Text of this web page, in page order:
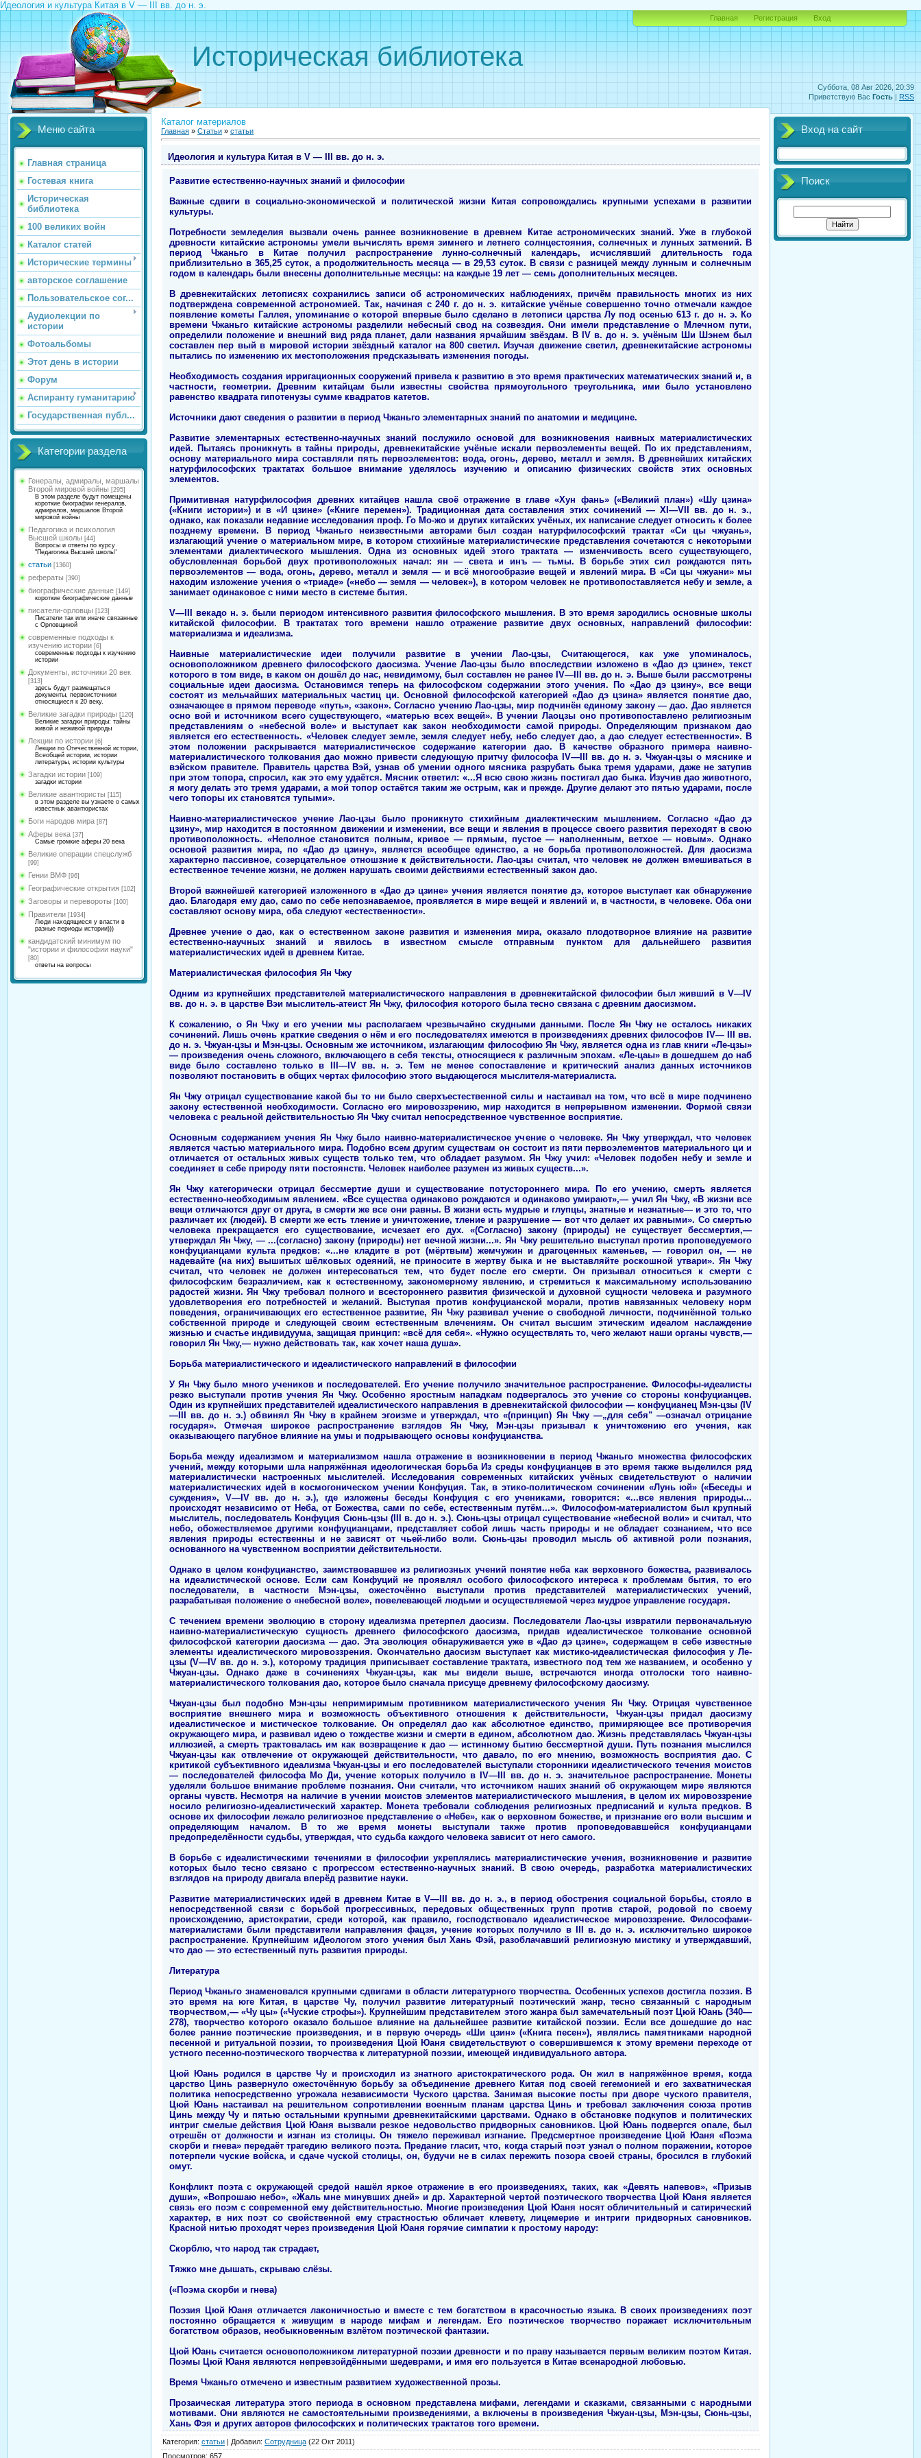
Идеология и культура Китая в V — III вв. до н. э.
Суббота, 08 Авг 2026, 20:39
Приветствую Вас Гость | RSS
Историческая библиотека
Главная Регистрация Вход
Меню сайта
Главная страница
Гостевая книга
Историческая
библиотека
100 великих войн
Каталог статей
Исторические термины
авторское соглашение
Пользовательское сог...
Аудиолекции по
истории
Фотоальбомы
Этот день в истории
Форум
Аспиранту гуманитарию
Государственная публ...
Категории раздела
Генералы, адмиралы, маршалы
Второй мировой войны [295]
В этом разделе будут помещены
короткие биографии генералов,
адмиралов, маршалов Второй
мировой войны
Педагогика и психология
Высшей школы [44]
Вопросы и ответы по курсу
"Педагогика Высшей школы"
статьи [1360]
рефераты [390]
биографические данные [149]
короткие биографические данные
писатели-орловцы [123]
Писатели так или иначе связанные
с Орловщиной
современные подходы к
изучению истории [6]
современные подходы к изучению
истории
Документы, источники 20 век
[313]
здесь будут размещаться
документы, первоисточники
относящиеся к 20 веку.
Великие загадки природы [120]
Великие загадки природы: тайны
живой и неживой природы
Лекции по истории [6]
Лекции по Отечественной истории,
Всеобщей истории, истории
литературы, истории культуры
Загадки истории [109]
загадки истории
Великие авантюристы [115]
в этом разделе вы узнаете о самых
известных авантюристах
Боги народов мира [87]
Аферы века [37]
Самые громкие аферы 20 века
Великие операции спецслужб
[99]
Гении ВМФ [96]
Географические открытия [102]
Заговоры и перевороты [100]
Правители [1934]
Люди находящиеся у власти в
разные периоды истории)))
кандидатский минимум по
"истории и философии науки"
[80]
ответы на вопросы
Каталог материалов
Главная » Статьи » статьи
Идеология и культура Китая в V — III вв. до н. э.
Развитие естественно-научных знаний и философии
Важные сдвиги в социально-экономической и политической жизни Китая сопровождались крупными успехами в развитии
культуры.
Потребности земледелия вызвали очень раннее возникновение в древнем Китае астрономических знаний. Уже в глубокой
древности китайские астрономы умели вычислять время зимнего и летнего солнцестояния, солнечных и лунных затмений. В
период Чжаньго в Китае получил распространение лунно-солнечный календарь, исчислявший длительность года
приблизительно в 365,25 суток, а продолжительность месяца — в 29,53 суток. В связи с разницей между лунным и солнечным
годом в календарь были внесены дополнительные месяцы: на каждые 19 лет — семь дополнительных месяцев.
В древнекитайских летописях сохранились записи об астрономических наблюдениях, причём правильность многих из них
подтверждена современной астрономией. Так, начиная с 240 г. до н. э. китайские учёные совершенно точно отмечали каждое
появление кометы Галлея, упоминание о которой впервые было сделано в летописи царства Лу под осенью 613 г. до н. э. Ко
времени Чжаньго китайские астрономы разделили небесный свод на созвездия. Они имели представление о Млечном пути,
определили положение и внешний вид ряда планет, дали названия ярчайшим звёздам. В IV в. до н. э. учёным Ши Шэнем был
составлен пер вый в мировой истории звёздный каталог на 800 светил. Изучая движение светил, древнекитайские астрономы
пытались по изменению их местоположения предсказывать изменения погоды.
Необходимость создания ирригационных сооружений привела к развитию в это время практических математических знаний и, в
частности, геометрии. Древним китайцам были известны свойства прямоугольного треугольника, ими было установлено
равенство квадрата гипотенузы сумме квадратов катетов.
Источники дают сведения о развитии в период Чжаньго элементарных знаний по анатомии и медицине.
Развитие элементарных естественно-научных знаний послужило основой для возникновения наивных материалистических
идей. Пытаясь проникнуть в тайны природы, древнекитайские учёные искали первоэлементы вещей. По их представлениям,
основу материального мира составляли пять первоэлементов: вода, огонь, дерево, металл и земля. В древнейших китайских
натурфилософских трактатах большое внимание уделялось изучению и описанию физических свойств этих основных
элементов.
Примитивная натурфилософия древних китайцев нашла своё отражение в главе «Хун фань» («Великий план») «Шу цзина»
(«Книги истории») и в «И цзине» («Книге перемен»). Традиционная дата составления этих сочинений — XI—VII вв. до н. э.,
однако, как показали недавние исследования проф. Го Мо-жо и других китайских учёных, их написание следует относить к более
позднему времени. В период Чжаньго неизвестными авторами был создан натурфилософский трактат «Си цы чжуань»,
излагающий учение о материальном мире, в котором стихийные материалистические представления сочетаются с некоторыми
элементами диалектического мышления. Одна из основных идей этого трактата — изменчивость всего существующего,
обусловленная борьбой двух противоположных начал: ян — света и инъ — тьмы. В борьбе этих сил рождаются пять
первоэлементов — вода, огонь, дерево, металл и земля — и всё многообразие вещей и явлений мира. В «Си цы чжуани» мы
находим изложение учения о «триаде» («небо — земля — человек»), в котором человек не противопоставляется небу и земле, а
занимает одинаковое с ними место в системе бытия.
V—III векадо н. э. были периодом интенсивного развития философского мышления. В это время зародились основные школы
китайской философии. В трактатах того времени нашло отражение развитие двух основных, направлений философии:
материализма и идеализма.
Наивные материалистические идеи получили развитие в учении Лао-цзы, Считающегося, как уже упоминалось,
основоположником древнего философского даосизма. Учение Лао-цзы было впоследствии изложено в «Дао дэ цзине», текст
которого в том виде, в каком он дошёл до нас, невидимому, был составлен не ранее IV—III вв. до н. э. Выше были рассмотрены
социальные идеи даосизма. Остановимся теперь на философском содержании этого учения. По «Дао дэ цзину», все вещи
состоят из мельчайших материальных частиц ци. Основной философской категорией «Дао дэ цзина» является понятие дао,
означающее в прямом переводе «путь», «закон». Согласно учению Лао-цзы, мир подчинён единому закону — дао. Дао является
осно вой и источником всего существующего, «матерью всех вещей». В учении Лаоцзы оно противопоставлено религиозным
представлениям о «небесной воле» и выступает как закон необходимости самой природы. Определяющим признаком дао
является его естественность. «Человек следует земле, земля следует небу, небо следует дао, а дао следует естественности». В
этом положении раскрывается материалистическое содержание категории дао. В качестве образного примера наивно-
материалистического толкования дао можно привести следующую притчу философа IV—III вв. до н. э. Чжуан-цзы о мяснике и
вэйском правителе. Правитель царства Вэй, узнав об умении одного мясника разрубать быка тремя ударами, даже не затупив
при этом топора, спросил, как это ему удаётся. Мясник ответил: «...Я всю свою жизнь постигал дао быка. Изучив дао животного,
я могу делать это тремя ударами, а мой топор остаётся таким же острым, как и прежде. Другие делают это пятью ударами, после
чего топоры их становятся тупыми».
Наивно-материалистическое учение Лао-цзы было проникнуто стихийным диалектическим мышлением. Согласно «Дао дэ
цзину», мир находится в постоянном движении и изменении, все вещи и явления в процессе своего развития переходят в свою
противоположность. «Неполное становится полным, кривое — прямым, пустое — наполненным, ветхое — новым». Однако
основой развития мира, по «Дао дэ цзину», является всеобщее единство, а не борьба противоположностей. Для даосизма
характерно пассивное, созерцательное отношзние к действительности. Лао-цзы считал, что человек не должен вмешиваться в
естественное течение жизни, не должен нарушать своими действиями естественный закон дао.
Второй важнейшей категорией изложенного в «Дао дэ цзине» учения является понятие дэ, которое выступает как обнаружение
дао. Благодаря ему дао, само по себе непознаваемое, проявляется в мире вещей и явлений и, в частности, в человеке. Оба они
составляют основу мира, оба следуют «естественности».
Древнее учение о дао, как о естественном законе развития и изменения мира, оказало плодотворное влияние на развитие
естественно-научных знаний и явилось в известном смысле отправным пунктом для дальнейшего развития
материалистических идей в древнем Китае.
Материалистическая философия Ян Чжу
Одним из крупнейших представителей материалистического направления в древнекитайской философии был живший в V—IV
вв. до н. э. в царстве Вэи мыслитель-атеист Ян Чжу, философия которого была тесно связана с древним даосизмом.
К сожалению, о Ян Чжу и его учении мы располагаем чрезвычайно скудными данными. После Ян Чжу не осталось никаких
сочинений. Лишь очень краткие сведения о нём и его последователях имеются в произведениях древних философов IV— III вв.
до н. э. Чжуан-цзы и Мэн-цзы. Основным же источником, излагающим философию Ян Чжу, является одна из глав книги «Ле-цзы»
— произведения очень сложного, включающего в себя тексты, относящиеся к различным эпохам. «Ле-цаы» в дошедшем до наб
виде было составлено только в III—IV вв. н. э. Тем не менее сопоставление и критический анализ данных источников
позволяют постановить в общих чертах философию этого выдающегося мыслителя-материалиста.
Ян Чжу отрицал существование какой бы то ни было сверхъестественной силы и настаивал на том, что всё в мире подчинено
закону естественной необходимости. Согласно его мировоззрению, мир находится в непрерывном изменении. Формой связи
человека с реальной действительностью Ян Чжу считал непосредственное чувственное восприятие.
Основным содержанием учения Ян Чжу было наивно-материалистическое учение о человеке. Ян Чжу утверждал, что человек
является частью материального мира. Подобно всем другим существам он состоит из пяти первоэлементов материального ци и
отличается от остальных живых существ только тем, что обладает разумом. Ян Чжу учил: «Человек подобен небу и земле и
соединяет в себе природу пяти постоянств. Человек наиболее разумен из живых существ...».
Ян Чжу категорически отрицал бессмертие души и существование потустороннего мира. По его учению, смерть является
естественно-необходимым явлением. «Все существа одинаково рождаются и одинаково умирают»,— учил Ян Чжу, «В жизни все
вещи отличаются друг от друга, в смерти же все они равны. В жизни есть мудрые и глупцы, знатные и незнатные— и это то, что
различает их (людей). В смерти же есть тление и уничтожение, тление и разрушение — вот что делает их равными». Со смертью
человека прекращается его существование, исчезает его дух. «(Согласно) закону (природы) не существует бессмертия,—
утверждал Ян Чжу, — ...(согласно) закону (природы) нет вечной жизни...». Ян Чжу решительно выступал против проповедуемого
конфуцианцами культа предков: «...не кладите в рот (мёртвым) жемчужин и драгоценных каменьев, — говорил он, — не
надевайте (на них) вышитых шёлковых одеяний, не приносите в жертву быка и не выставляйте роскошной утвари». Ян Чжу
считал, что человек не должен интересоваться тем, что будет после его смерти. Он призывал относиться к смерти с
философским безразличием, как к естественному, закономерному явлению, и стремиться к максимальному использованию
радостей жизни. Ян Чжу требовал полного и всестороннего развития физической и духовной сущности человека и разумного
удовлетворения его потребностей и желаний. Выступая против конфуцианской морали, против навязанных человеку норм
поведения, ограничивающих его естественное развитие, Ян Чжу развивал учение о свободной личности, подчинённой только
собственной природе и следующей своим естественным влечениям. Он считал высшим этическим идеалом наслаждение
жизнью и счастье индивидуума, защищая принцип: «всё для себя». «Нужно осуществлять то, чего желают наши органы чувств,—
говорил Ян Чжу,— нужно действовать так, как хочет наша душа».
Борьба материалистического и идеалистического направлений в философии
У Ян Чжу было много учеников и последователей. Его учение получило значительное распространение. Философы-идеалисты
резко выступали против учения Ян Чжу. Особенно яростным нападкам подвергалось это учение со стороны конфуцианцев.
Один из крупнейших представителей идеалистического направления в древнекитайской философии — конфуцианец Мэн-цзы (IV
—III вв. до н. э.) обвинял Ян Чжу в крайнем эгоизме и утверждал, что «(принцип) Ян Чжу —„для себя" —означал отрицание
государя». Отмечая широкое распространение взглядов Ян Чжу, Мэн-цзы призывал к уничтожению его учения, как
оказывающего пагубное влияние на умы и подрывающего основы конфуцианства.
Борьба между идеализмом и материализмом нашла отражение в возникновении в период Чжаньго множества философских
учений, между которыми шла напряжённая идеологическая борьба Из среды конфуцианцев в это время также выделился ряд
материалистически настроенных мыслителей. Исследования современных китайских учёных свидетельствуют о наличии
материалистических идей в космогоническом учении Конфуция. Так, в этико-политическом сочинении «Лунь юй» («Беседы и
суждения», V—IV вв. до н. э.), где изложены беседы Конфуция с его учениками, говорится: «...все явления природы...
происходят независимо от Неба, от Божества, сами по себе, естественным путём...». Философом-материалистом был крупный
мыслитель, последователь Конфуция Сюнь-цзы (III в. до н. э.). Сюнь-цзы отрицал существование «небесной воли» и считал, что
небо, обожествляемое другими конфуцианцами, представляет собой лишь часть природы и не обладает сознанием, что все
явления природы естественны и не зависят от чьей-либо воли. Сюнь-цзы проводил мысль об активной роли познания,
основанного на чувственном восприятии действительности.
Однако в целом конфуцианство, заимствовавшее из религиозных учений понятие неба как верховного божества, развивалось
на идеалистической основе. Если сам Конфуций не проявлял особого философского интереса к проблемам бытия, то его
последователи, в частности Мэн-цзы, ожесточённо выступали против представителей материалистических учений,
разрабатывая положение о «небесной воле», повелевающей людьми и осуществляемой через мудрое управление государя.
С течением времени эволюцию в сторону идеализма претерпел даосизм. Последователи Лао-цзы извратили первоначальную
наивно-материалистическую сущность древнего философского даосизма, придав идеалистическое толкование основной
философской категории даосизма — дао. Эта эволюция обнаруживается уже в «Дао дэ цзине», содержащем в себе известные
элементы идеалистического мировоззрения. Окончательно даосизм выступает как мистико-идеалистическая философия у Ле-
цзы (V—IV вв. до н. э.), которому традиция приписывает составление трактата, известного под тем же названием, и особенно у
Чжуан-цзы. Однако даже в сочинениях Чжуан-цзы, как мы видели выше, встречаются иногда отголоски того наивно-
материалистического толкования дао, которое было сначала присуще древнему философскому даосизму.
Чжуан-цзы был подобно Мэн-цзы непримиримым противником материалистического учения Ян Чжу. Отрицая чувственное
восприятие внешнего мира и возможность объективного отношения к действительности, Чжуан-цзы придал даосизму
идеалистическое и мистическое толкование. Он определял дао как абсолютное единство, примиряющее все противоречия
окружающего мира, и развивал идею о тождестве жизни и смерти в едином, абсолютном дао. Жизнь представлялась Чжуан-цзы
иллюзией, а смерть трактовалась им как возвращение к дао — истинному бытию бессмертной души. Путь познания мыслился
Чжуан-цзы как отвлечение от окружающей действительности, что давало, по его мнению, возможность восприятия дао. С
критикой субъективного идеализма Чжуан-цзы и его последователей выступали сторонники идеалистического течения моистов
— последователей философа Мо Ди, учение которых получило в IV—III вв. до н. э. значительное распространение. Монеты
уделяли большое внимание проблеме познания. Они считали, что источником наших знаний об окружающем мире являются
органы чувств. Несмотря на наличие в учении моистов элементов материалистического мышления, в целом их мировоззрение
носило религиозно-идеалистический характер. Монета требовали соблюдения религиозных предписаний и культа предков. В
основе их философии лежало религиозное представление о «Небе», как о верховном божестве, и признание его воли высшим и
определяющим началом. В то же время монеты выступали также против проповедовавшейся конфуцианцами
предопределённости судьбы, утверждая, что судьба каждого человека зависит от него самого.
В борьбе с идеалистическими течениями в философии укреплялись материалистические учения, возникновение и развитие
которых было тесно связано с прогрессом естественно-научных знаний. В свою очередь, разработка материалистических
взглядов на природу двигала вперёд развитие науки.
Развитие материалистических идей в древнем Китае в V—III вв. до н. э., в период обострения социальной борьбы, стояло в
непосредственной связи с борьбой прогрессивных, передовых общественных групп против старой, родовой по своему
происхождению, аристократии, среди которой, как правило, господствовало идеалистическое мировоззрение. Философами-
материалистами были представители направления фацзя, учение которых получило в III в. до н. э. исключительно широкое
распространение. Крупнейшим иДеологом этого учения был Хань Фэй, разоблачавший религиозную мистику и утверждавший,
что дао — это естественный путь развития природы.
Литература
Период Чжаньго знаменовался крупными сдвигами в области литературного творчества. Особенных успехов достигла поэзия. В
это время на юге Китая, в царстве Чу, получил развитие литературный поэтический жанр, тесно связанный с народным
творчеством,— «Чу цы» («Чуские строфы»). Крупнейшим представителем этого жанра был замечательный поэт Цюй Юань (340—
278), творчество которого оказало большое влияние на дальнейшее развитие китайской поэзии. Если все дошедшие до нас
более ранние поэтические произведения, и в первую очередь «Ши цзин» («Книга песен»), являлись памятниками народной
песенной и ритуальной поэзии, то произведения Цюй Юаня свидетельствуют о совершившемся к этому времени переходе от
устного песенно-поэтического творчества к литературной поэзии, имеющей индивидуального автора.
Цюй Юань родился в царстве Чу и происходил из знатного аристократического рода. Он жил в напряжённое время, когда
царство Цинь развернуло ожесточённую борьбу за объединение древнего Китая под своей гегемонией и его захватническая
политика непосредственно угрожала независимости Чуского царства. Занимая высокие посты при дворе чуского правителя,
Цюй Юань настаивал на решительном сопротивлении военным планам царства Цинь и требовал заключения союза против
Цинь между Чу и пятью остальными крупными древнекитайскими царствами. Однако в обстановке подкупов и политических
интриг смелые действия Цюй Юаня вызвали резкое недовольство придворных сановников. Цюй Юань подвергся опале, был
отрешён от должности и изгнан из столицы. Он тяжело переживал изгнание. Предсмертное произведение Цюй Юаня «Поэма
скорби и гнева» передаёт трагедию великого поэта. Предание гласит, что, когда старый поэт узнал о полном поражении, которое
потерпели чуские войска, и сдаче чуской столицы, он, будучи не в силах пережить позора своей страны, бросился в глубокий
омут.
Конфликт поэта с окружающей средой нашёл яркое отражение в его произведениях, таких, как «Девять напевов», «Призыв
души», «Вопрошаю небо», «Жаль мне минувших дней» и др. Характерной чертой поэтического творчества Цюй Юаня является
связь его поэм с современной ему действительностью. Многие произведения Цюй Юаня носят обличительный и сатирический
характер, в них поэт со свойственной ему страстностью обличает клевету, лицемерие и интриги придворных сановников.
Красной нитью проходят через произведения Цюй Юаня горячие симпатии к простому народу:
Скорблю, что народ так страдает,
Тяжко мне дышать, скрываю слёзы.
(«Поэма скорби и гнева)
Поэзия Цюй Юаня отличается лаконичностью и вместе с тем богатством в красочностью языка. В своих произведениях поэт
постоянно обращается к живущим в народе мифам и легендам. Его поэтическое творчество поражает исключительным
богатством образов, необыкновенным взлётом поэтической фантазии.
Цюй Юань считается основоположником литературной поэзии древности и по праву называется первым великим поэтом Китая.
Поэмы Цюй Юаня являются непревзойдёнными шедеврами, и имя его пользуется в Китае всенародной любовью.
Время Чжаньго отмечено и известным развитием художественной прозы.
Прозаическая литература этого периода в основном представлена мифами, легендами и сказками, связанными с народными
мотивами. Они являются не самостоятельными произведениями, а включены в произведения Чжуан-цзы, Мэн-цзы, Сюнь-цзы,
Хань Фэя и других авторов философских и политических трактатов того времени.
Категория: статьи | Добавил: Сотрудница (22 Окт 2011)
Просмотров: 657
Вход на сайт
Поиск